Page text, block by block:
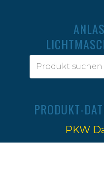
PRODUKT-
PKW